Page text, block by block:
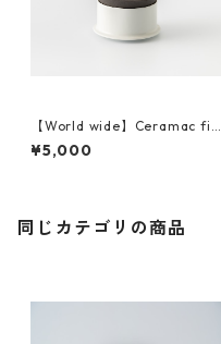
【World wide】Ceramac filt
er ＆dripper set(New Type)
海外発送
¥5,000
同じカテゴリの商品